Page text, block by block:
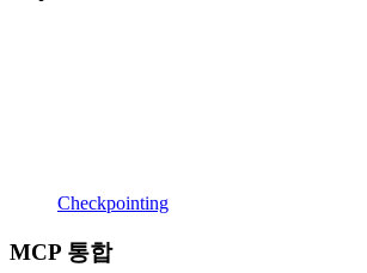
Checkpointing
MCP 통합